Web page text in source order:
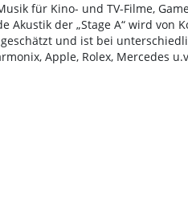
für Kino- und TV-Filme,
Akustik der „Stage A“ wird von
und ist bei
Apple, Rolex, Mercedes